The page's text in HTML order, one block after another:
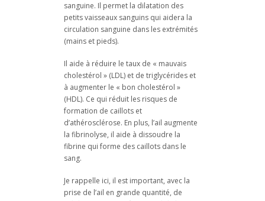
sanguine. Il permet la dilatation des
petits vaisseaux sanguins qui aidera la
circulation sanguine dans les extrémités
(mains et pieds).
Il aide à réduire le taux de « mauvais
cholestérol » (LDL) et de triglycérides et
à augmenter le « bon cholestérol »
(HDL). Ce qui réduit les risques de
formation de caillots et
d’athérosclérose. En plus, l’ail augmente
la fibrinolyse, il aide à dissoudre la
fibrine qui forme des caillots dans le
sang.
Je rappelle ici, il est important, avec la
prise de l’ail en grande quantité, de